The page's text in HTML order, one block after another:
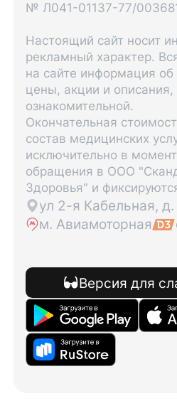
№ Л041-01137-77/
Настоящий сайт носит
рекламный характер.
на сайте информация об
цены, акции и описания,
ознакомительной.
Окончательная
состав медицинских
исключительно в
обращения в ООО
Здоровья" и
ул 2-я Кабельная,
м. Авиамоторная
Версия для